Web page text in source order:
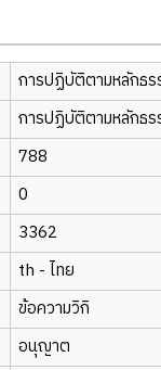
การปฏิบัติตามหลักธ
การปฏิบัติตามหลักธ
788
0
3362
th - ไทย
ข้อความวิกิ
อนุญาต